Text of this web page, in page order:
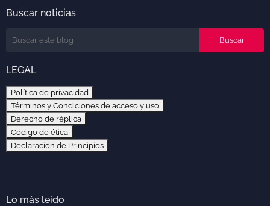
Buscar noticias
LEGAL
Política de privacidad
Términos y Condiciones de acceso y uso
Derecho de réplica
Código de ética
Declaración de Principios
Lo más leído